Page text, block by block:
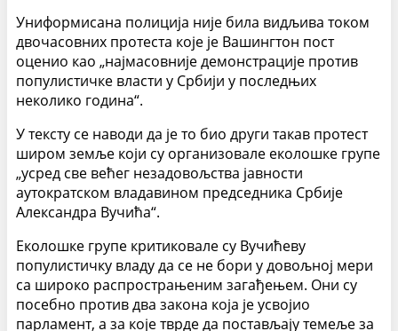
Униформисана полиција није била видљива током
двочасовних протеста које је Вашингтон пост
оценио као „најмасовније демонстрације против
популистичке власти у Србији у последњих
неколико година“.
У тексту се наводи да је то био други такав протест
широм земље који су организовале еколошке групе
„усред све већег незадовољства јавности
аутократском владавином председника Србије
Александра Вучића“.
Еколошке групе критиковале су Вучићеву
популистичку владу да се не бори у довољној мери
са широко распрострањеним загађењем. Они су
посебно против два закона која је усвојио
парламент, а за које тврде да постављају темеље за